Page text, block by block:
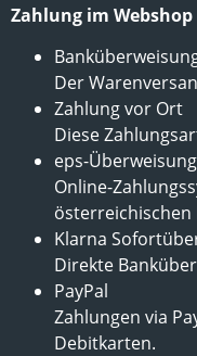
Zahlung im Webshop
Der
Zahlung vor Ort
Diese
eps-Überweisung
Online-
österreichischen
Klarna
Direkte
PayPal
Zahlungen via
Debitkarten.